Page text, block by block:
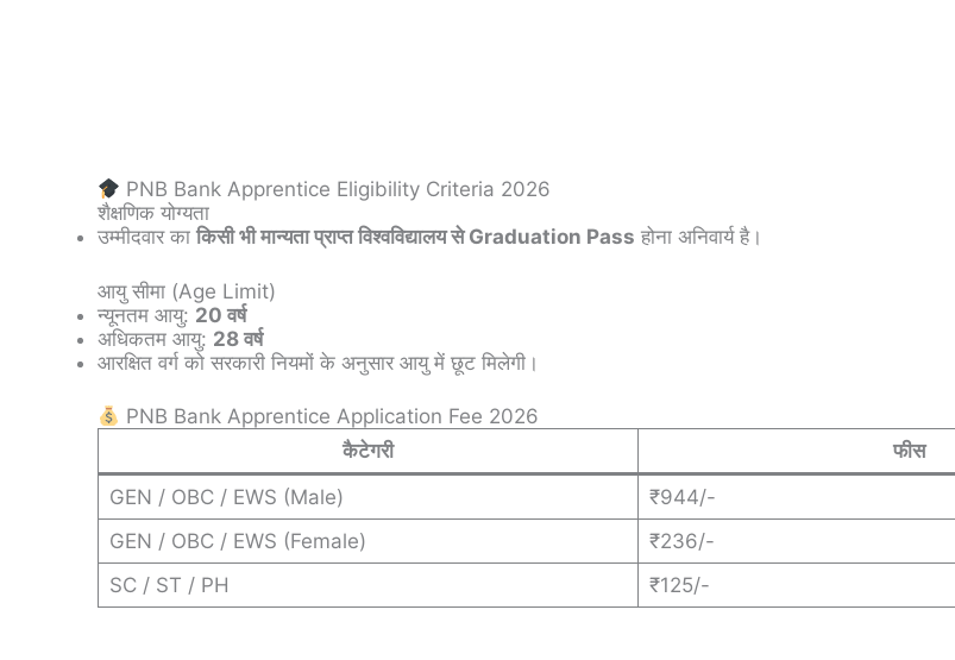
PNB Bank Apprentice Eligibility Criteria 2026
शैक्षणिक योग्यता
उम्मीदवार काकिसी भी मान्यता प्राप्त विश्वविद्यालय से Graduation Pass होना अनिवार्य है।
आयु सीमा (Age Limit)
न्यूनतम आयु: 20 वर्ष
अधिकतम आयु: 28 वर्ष
आरक्षित वर्ग को सरकारी नियमों के अनुसार आयु में छूट मिलेगी।
PNB Bank Apprentice Application Fee 2026
कैटेगरी
फीस
GEN / OBC / EWS (Male)
₹944/-
GEN / OBC / EWS (Female)
₹236/-
SC / ST / PH
₹125/-